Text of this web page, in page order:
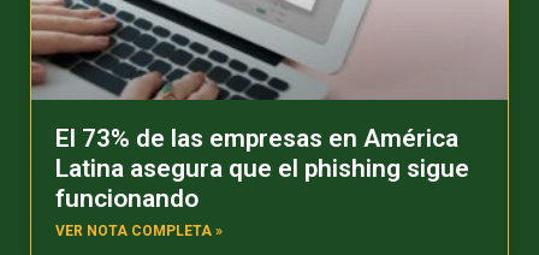
El 73% de las empresas en América
Latina asegura que el phishing sigue
funcionando
VER NOTA COMPLETA »